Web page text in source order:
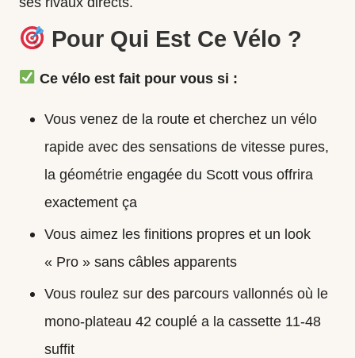
Pour Qui Est Ce Vélo ?
Ce vélo est fait pour vous si :
Vous venez de la route et cherchez un vélo
rapide avec des sensations de vitesse pures,
la géométrie engagée du Scott vous offrira
exactement ça
Vous aimez les finitions propres et un look
« Pro » sans câbles apparents
Vous roulez sur des parcours vallonnés où le
mono-plateau 42 couplé a la cassette 11-48
suffit